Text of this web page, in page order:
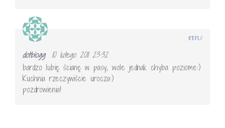
dotblogg
10 lutego 2011 23:32
bardzo lubię ścianę w pasy, wole jednak chyba poziome:)
Kuchnia rzeczywiście urocza:)
pozdrowienia!
REPLY